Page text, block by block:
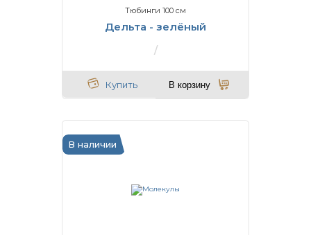
Тюбинги 100 см
Дельта - зелёный
Купить В корзину
В наличии